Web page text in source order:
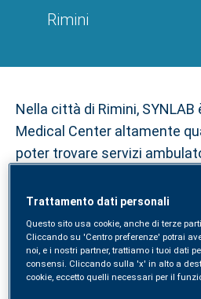
Rimini
Nella città di Rimini,
Medical Center altamente
poter trovare servizi
presenti.
INDIRIZZO
📍Viale Principe Amedeo, 11
Rimini (RN)
Trattamento dati personali
Questo sito usa cookie, anche di terze
Cliccando su 'Centro preferenze' potrai
noi, e i nostri partner, trattiamo i tuoi dati
consensi. Cliccando sulla 'x' in alto a
cookie, eccetto quelli necessari per il